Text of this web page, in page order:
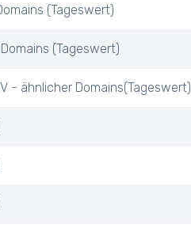
(Tageswert)
(Tageswert)
- ähnlicher Domains(Tageswert)